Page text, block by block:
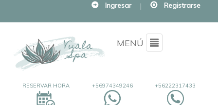
Ingresar | Registrarse
MENÚ Menu
+56222317433
+56974349246
RESERVAR HORA